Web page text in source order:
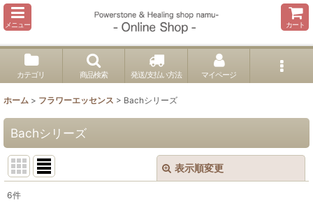
メニュー カート
カテゴリ 商品検索 発送/支払い方法 マイページ
ホーム > フラワーエッセンス > Bachシリーズ
Bachシリーズ
表示順変更
6件